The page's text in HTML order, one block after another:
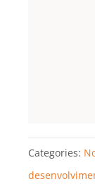
Categories: